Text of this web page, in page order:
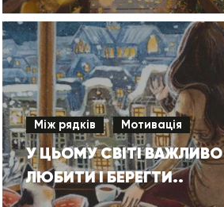
Між рядків Мотивація
У ЦЬОМУ СВІТІ ВАЖЛИВО
ЛЮБИТИ І БЕРЕГТИ..